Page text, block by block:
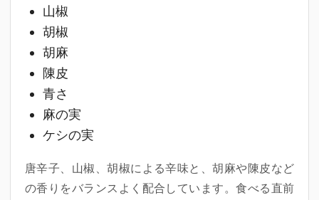
山椒
胡椒
胡麻
陳皮
青さ
麻の実
ケシの実
唐辛子、山椒、胡椒による辛味と、胡麻や陳皮など
の香りをバランスよく配合しています。食べる直前